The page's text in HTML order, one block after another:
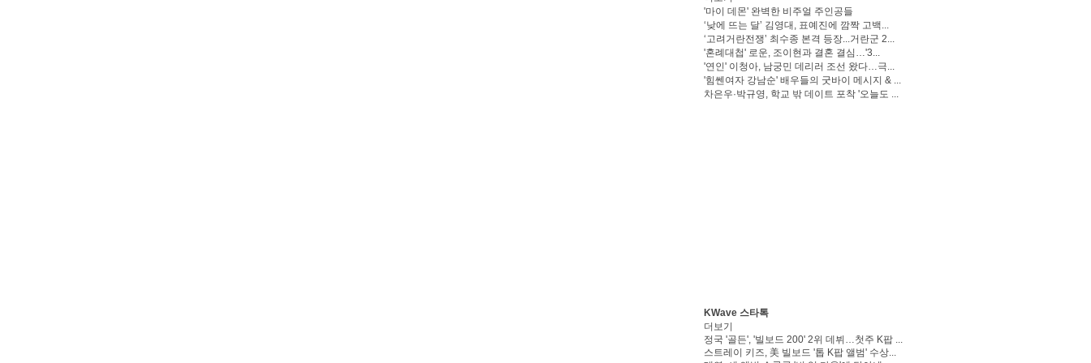
'마이 데몬' 완벽한 비주얼 주인공들
‘낮에 뜨는 달’ 김영대, 표예진에 깜짝 고백...
‘고려거란전쟁’ 최수종 본격 등장...거란군 2...
'혼례대첩' 로운, 조이현과 결혼 결심…'3...
'연인' 이청아, 남궁민 데리러 조선 왔다…극...
'힘쎈여자 강남순' 배우들의 굿바이 메시지 & ...
차은우·박규영, 학교 밖 데이트 포착 '오늘도 ...
KWave 스타톡
더보기
정국 '골든', '빌보드 200' 2위 데뷔…첫주 K팝 ...
스트레이 키즈, 美 빌보드 '톱 K팝 앨범' 수상...